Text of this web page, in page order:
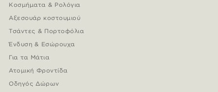
Κοσμήματα & Ρολόγια
Αξεσουάρ κοστουμιού
Τσάντες & Πορτοφόλια
Ένδυση & Εσώρουχα
Για τα Μάτια
Ατομική Φροντίδα
Οδηγός Δώρων